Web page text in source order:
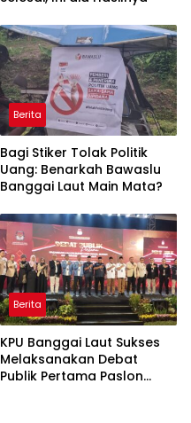
Berita
Bagi Stiker Tolak Politik
Uang: Benarkah Bawaslu
Banggai Laut Main Mata?
Berita
KPU Banggai Laut Sukses
Melaksanakan Debat
Publik Pertama Paslon